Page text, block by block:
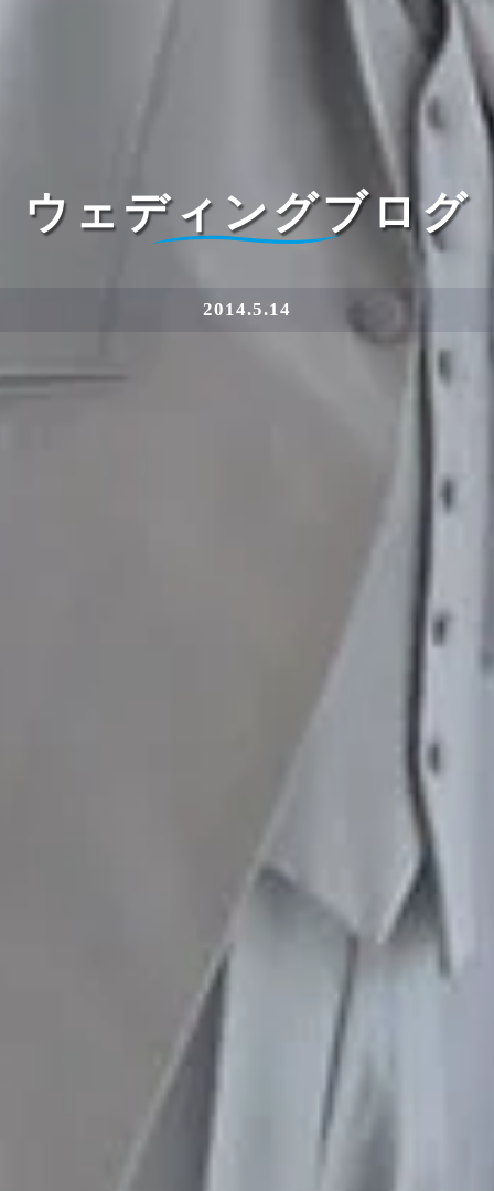
ウェディングブログ
2014.5.14